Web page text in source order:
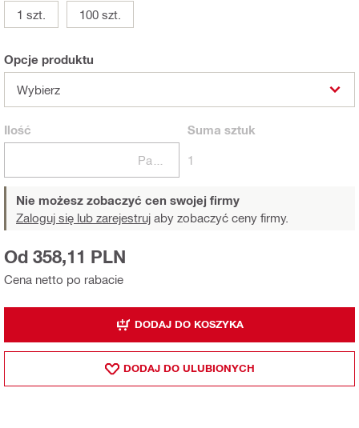
1 szt.
100 szt.
Opcje produktu
Wybierz
Ilość Suma sztuk
1
Nie możesz zobaczyć cen swojej firmy
Zaloguj się lub zarejestruj aby zobaczyć ceny firmy.
Cena netto po rabacie
Od 358,11 PLN
DODAJ DO KOSZYKA
DODAJ DO ULUBIONYCH